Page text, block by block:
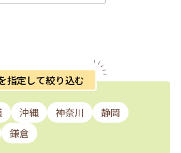
指定して絞り込む
沖縄 神奈川
静岡
鎌倉